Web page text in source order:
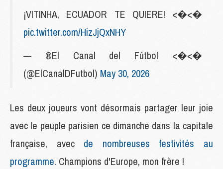
¡VITINHA, ECUADOR TE QUIERE! <�<�
pic.twitter.com/HizJjQxNHY
— ®El Canal del Fútbol <�<�
(@ElCanalDFutbol) May 30, 2026
Les deux joueurs vont désormais partager leur joie
avec le peuple parisien ce dimanche dans la capitale
française, avec de nombreuses festivités au
programme. Champions d'Europe, mon frère !